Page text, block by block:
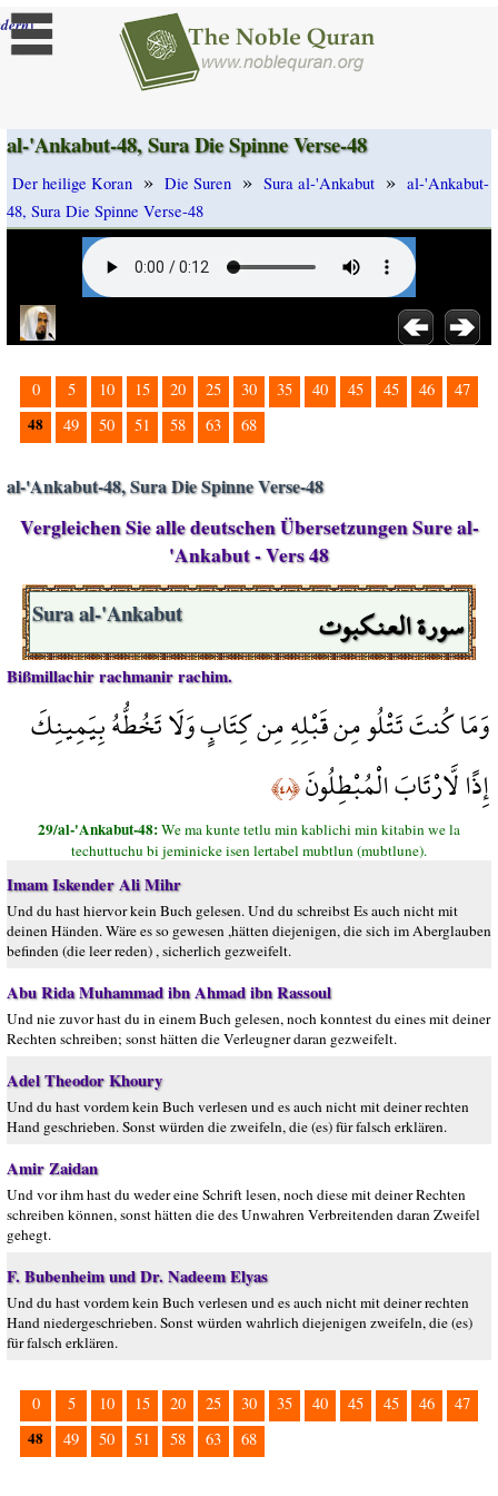
]
al-'Ankabut-48, Sura Die Spinne Verse-48
Der heilige Koran » Die Suren » Sura al-'Ankabut » al-'Ankabut-
48, Sura Die Spinne Verse-48
0 5 10 15 20 25 30 35 40 45 45 46 47
48 49 50 51 58 63 68
al-'Ankabut-48, Sura Die Spinne Verse-48
Vergleichen Sie alle deutschen Übersetzungen Sure al-
'Ankabut - Vers 48
سورة العنكبوت Sura al-'Ankabut
Bißmillachir rachmanir rachim.
وَمَا كُنتَ تَتْلُو مِن قَبْلِهِ مِن كِتَابٍ وَلَا تَخُطُّهُ بِيَمِينِكَ
إِذًا لَّارْتَابَ الْمُبْطِلُونَ﴿٤٨﴾
29/al-'Ankabut-48:We ma kunte tetlu min kablichi min kitabin we la
techuttuchu bi jeminicke isen lertabel mubtlun (mubtlune).
Imam Iskender Ali Mihr
Und du hast hiervor kein Buch gelesen. Und du schreibst Es auch nicht mit
deinen Händen. Wäre es so gewesen ,hätten diejenigen, die sich im Aberglauben
befinden (die leer reden) , sicherlich gezweifelt.
Abu Rida Muhammad ibn Ahmad ibn Rassoul
Und nie zuvor hast du in einem Buch gelesen, noch konntest du eines mit deiner
Rechten schreiben; sonst hätten die Verleugner daran gezweifelt.
Adel Theodor Khoury
Und du hast vordem kein Buch verlesen und es auch nicht mit deiner rechten
Hand geschrieben. Sonst würden die zweifeln, die (es) für falsch erklären.
Amir Zaidan
Und vor ihm hast du weder eine Schrift lesen, noch diese mit deiner Rechten
schreiben können, sonst hätten die des Unwahren Verbreitenden daran Zweifel
gehegt.
F. Bubenheim und Dr. Nadeem Elyas
Und du hast vordem kein Buch verlesen und es auch nicht mit deiner rechten
Hand niedergeschrieben. Sonst würden wahrlich diejenigen zweifeln, die (es)
für falsch erklären.
0 5 10 15 20 25 30 35 40 45 45 46 47
48 49 50 51 58 63 68